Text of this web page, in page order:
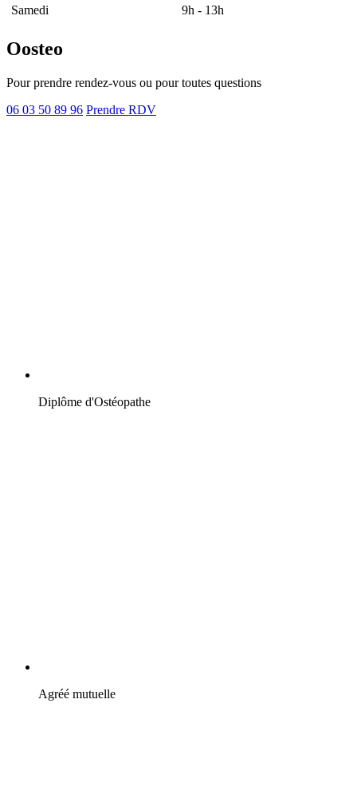
Samedi 9h - 13h
Oosteo
Pour prendre rendez-vous ou pour toutes questions
06 03 50 89 96 Prendre RDV
Diplôme d'Ostéopathe
Agréé mutuelle